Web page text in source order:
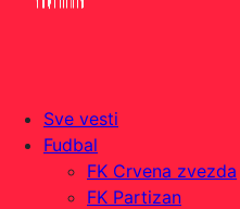
Sve vesti
Fudbal
FK Crvena zvezda
FK Partizan